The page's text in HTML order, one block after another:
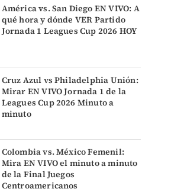
América vs. San Diego EN VIVO: A
qué hora y dónde VER Partido
Jornada 1 Leagues Cup 2026 HOY
Cruz Azul vs Philadelphia Unión:
Mirar EN VIVO Jornada 1 de la
Leagues Cup 2026 Minuto a
minuto
Colombia vs. México Femenil:
Mira EN VIVO el minuto a minuto
de la Final Juegos
Centroamericanos